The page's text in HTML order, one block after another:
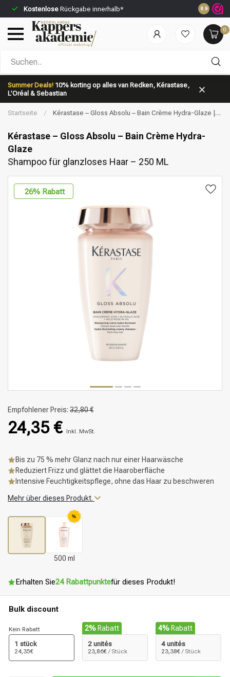
Kostenlose Rückgabe innerhalb* Vor 23:59
8.9
0
Summer Deals! 10% korting op alles van Redken, Kérastase,
L’Oréal & Sebastian
Nach welcher Kategorie suchst du?
Marken Haarpflege
Startseite /
Kérastase – Gloss Absolu – Bain Crème Hydra-Glaze |
Kérastase – Gloss Absolu – Bain Crème Hydra-
Glaze
Shampoo für glanzloses Haar – 250 ML
26% Rabatt
Empfohlener Preis: 32,80 €
24,35 € Inkl. MwSt.
Bis zu 75 % mehr Glanz nach nur einer Haarwäsche
Reduziert Frizz und glättet die Haaroberfläche
Intensive Feuchtigkeitspflege, ohne das Haar zu beschweren
Mehr über dieses Produkt.
%
500 ml
Erhalten Sie24 Rabattpunktefür dieses Produkt!
Bulk discount
Kein Rabatt
1 stück
24,35€
2% Rabatt
2 unités
23,86€ / Stück
4% Rabatt
4 unités
23,38€ / Stück